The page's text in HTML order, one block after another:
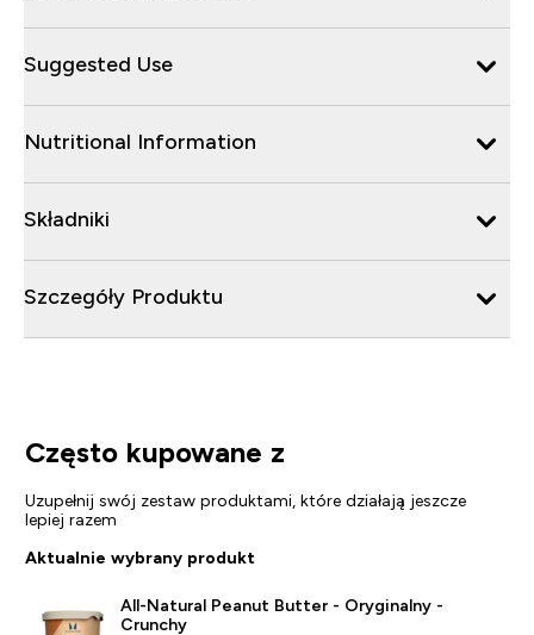
Suggested Use
Nutritional Information
Składniki
Szczegóły Produktu
Często kupowane z
Uzupełnij swój zestaw produktami, które działają jeszcze
lepiej razem
Aktualnie wybrany produkt
All-Natural Peanut Butter - Oryginalny -
Crunchy